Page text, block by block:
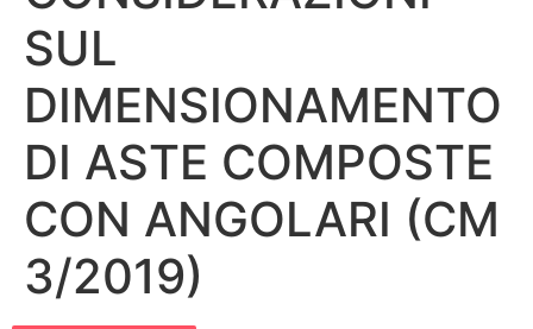
SUL
DIMENSIONAMENTO
DI ASTE COMPOSTE
CON ANGOLARI (CM
3/2019)